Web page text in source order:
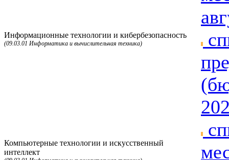
Информационные технологии и кибербезопасность
(09.03.01 Информатика и вычислительная техника)
Компьютерные технологии и искусственный
интеллект